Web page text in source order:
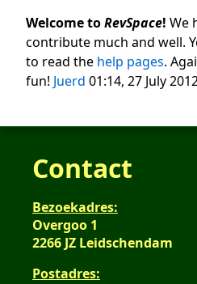
Welcome toRevSpace! We
contribute much and well.
to read the help pages.
fun! Juerd 01:14, 27 July
Contact
Bezoekadres:
Overgoo 1
2266 JZ Leidschendam
Postadres: